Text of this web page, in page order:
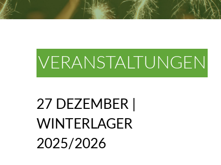
VERANSTALTUNGEN
27 DEZEMBER |
WINTERLAGER
2025/2026